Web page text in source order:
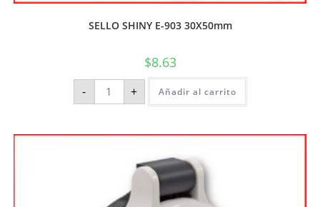
SELLO SHINY E-903 30X50mm
$8.63
- + Añadir al carrito